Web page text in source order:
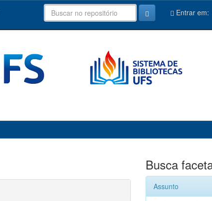
Entrar em:
Busca
Assunto